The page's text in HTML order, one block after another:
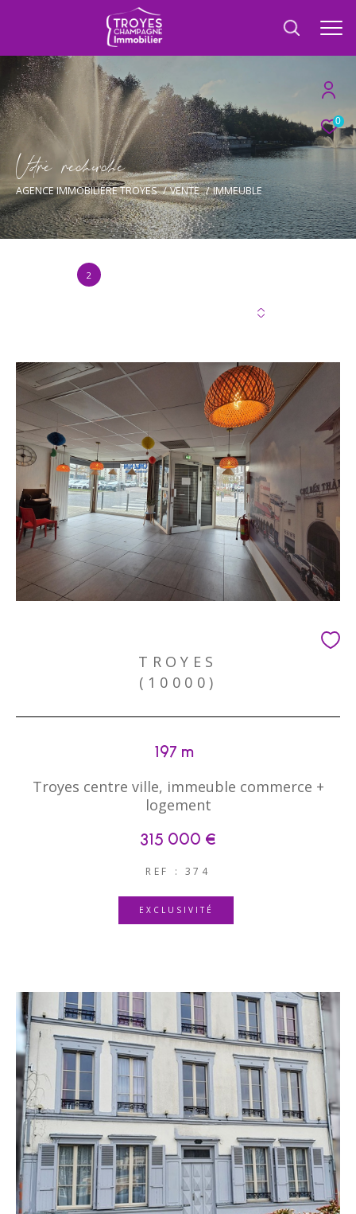
0
Vore recece
AGENCE IMMOBILIÈRE TROYES VENTE IMMEUBLE
2
TROYES
(10000)
197 m²
Troyes centre ville, immeuble commerce +
logement
315 000 €
REF : 374
EXCLUSIVITÉ